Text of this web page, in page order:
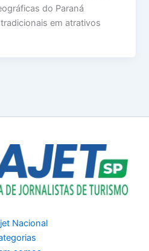
do Paraná
em atrativos
Nacional